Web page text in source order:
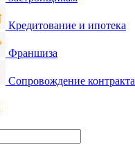
Кредитование и ипотека
Франшиза
Сопровождение контракта